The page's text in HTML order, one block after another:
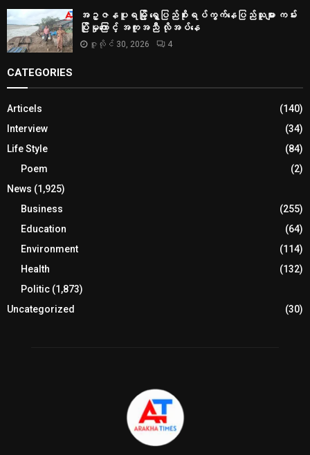
အဥ္ဇနပူရမြို့ ရွှေပြည်စိုးရပ်ကွက်နေပြည်သူများ ကမ်း
ပြိုမှုကြောင့် အကူအညီ လိုအပ်နေ
ဇူလိုင် 30, 2026 4
CATEGORIES
Articels
(140)
Interview
(34)
Life Style
(84)
Poem
(2)
News (1,925)
Business
(255)
Education
(64)
Environment
(114)
Health
(132)
Politic (1,873)
Uncategorized
(30)